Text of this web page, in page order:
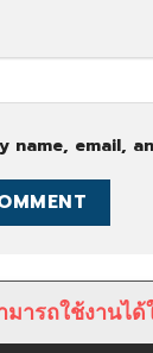
name, email,
มารถใช้งานไ